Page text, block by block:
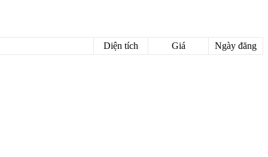
Diện tích Giá Ngày đăng